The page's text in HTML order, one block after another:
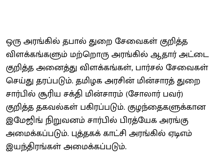
ஒரு அரங்கில் தபால் துறை சேவைகள் குறித்த
விளக்கங்களும் மற்றொரு அரங்கில் ஆதார் அட்டை
குறித்த அனைத்து விளக்கங்கள், பார்சல் சேவைகள்
செய்து தரப்படும். தமிழக அரசின் மின்சாரத் துறை
சார்பில் சூரிய சக்தி மின்சாரம் (சோலார் பவர்)
குறித்த தகவல்கள் பகிரப்படும். குழந்தைகளுக்கான
இமேஜிங் நிறுவனம் சார்பில் பிரத்யேக அரங்கு
அமைக்கப்படும். புத்தகக் காட்சி அரங்கில் ஏடிஎம்
இயந்திரங்கள் அமைக்கப்படும்.